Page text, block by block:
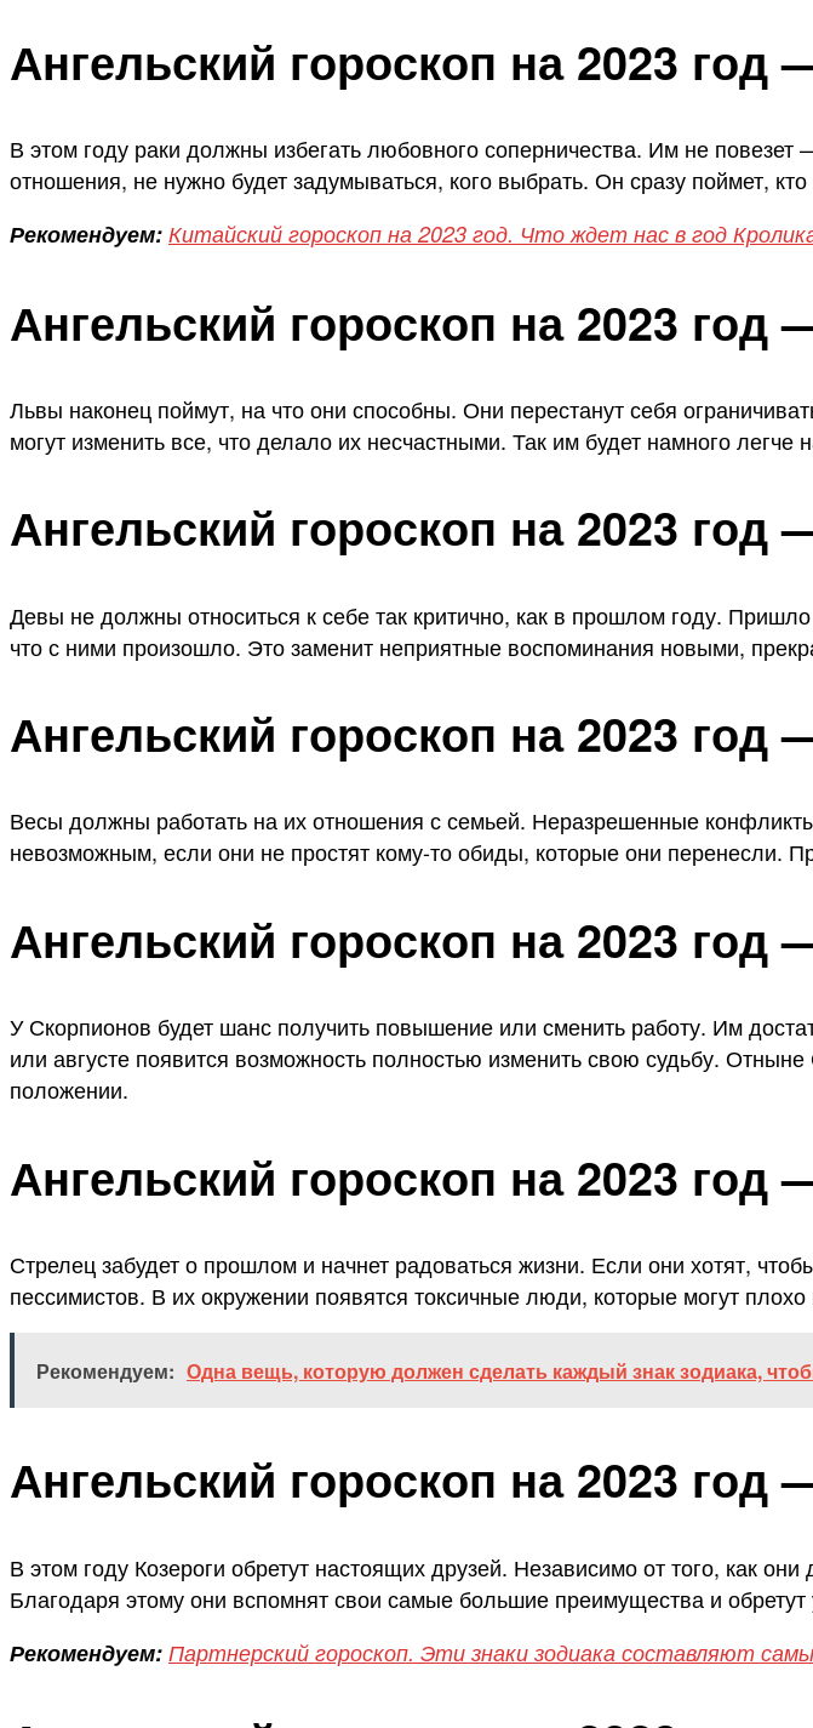
Ангельский гороскоп на 2023 год
В этом году раки должны избегать любовного соперничества. Им не
отношения, не нужно будет задумываться, кого выбрать. Он сразу поймет, кто
Рекомендуем: Китайский гороскоп на 2023 год. Что ждет нас в год
Ангельский гороскоп на 2023 год
Львы наконец поймут, на что они способны. Они перестанут себя
могут изменить все, что делало их несчастными. Так им будет намного легче
Ангельский гороскоп на 2023 год
Девы не должны относиться к себе так критично, как в прошлом году.
что с ними произошло. Это заменит неприятные воспоминания новыми,
Ангельский гороскоп на 2023
Весы должны работать на их отношения с семьей. Неразрешенные
невозможным, если они не простят кому-то обиды, которые они
Ангельский гороскоп на 2023 год
У Скорпионов будет шанс получить повышение или сменить работу. Им
или августе появится возможность полностью изменить свою судьбу.
положении.
Ангельский гороскоп на 2023 год
Стрелец забудет о прошлом и начнет радоваться жизни. Если они хотят,
пессимистов. В их окружении появятся токсичные люди, которые могут
Рекомендуем: Одна вещь, которую должен сделать каждый знак зодиака,
Ангельский гороскоп на 2023 год
В этом году Козероги обретут настоящих друзей. Независимо от того, как
Благодаря этому они вспомнят свои самые большие преимущества и обретут
Рекомендуем: Партнерский гороскоп. Эти знаки зодиака составляют